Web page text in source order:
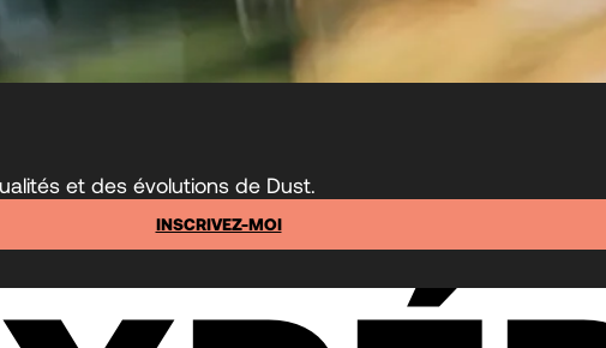
et des évolutions de Dust.
INSCRIVEZ-MOI